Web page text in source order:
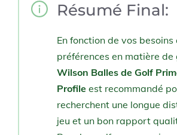
Résumé Final:
En fonction de vos besoins
préférences en matière de
Wilson Balles de Golf
Profile est recommandé
recherchent une longue
jeu et un bon rapport